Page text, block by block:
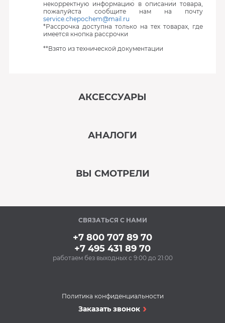
некорректную информацию в описании товара,
пожалуйста сообщите нам на почту
service.chepochem@mail.ru
*Рассрочка доступна только на тех товарах, где
имеется кнопка рассрочки
**Взято из технической документации
АКСЕССУАРЫ
машин BON BN-165
(500 мл)
300 Р
АНАЛОГИ
Посудомоечная
ВЫ СМОТРЕЛИ
В наличии
СВЯЗАТЬСЯ С НАМИ
+7 800 707 89 70
+7 495 431 89 70
работаем без выходных с 9:00 до 21:00
Политика конфиденциальности
Заказать звонок